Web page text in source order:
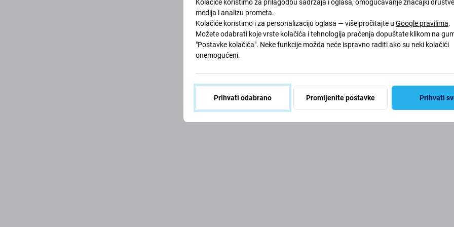
Vaša košarica je prazna
Odaberite proizvode koje volite ili se prijavite da biste vidjeli svoj popis
Kolačiće koristimo za prilagodbu sadržaja i oglasa, omogućavanje značajki
medija i analizu prometa.
Kolačiće koristimo i za personalizaciju oglasa — više pročitajte u Google pravilima.
Možete odabrati koje vrste kolačića i tehnologija praćenja dopuštate klikom na
"Postavke kolačića". Neke funkcije možda neće ispravno raditi ako su neki kolačići
onemogućeni.
Prihvati odabrano Promijenite postavke Prihvati